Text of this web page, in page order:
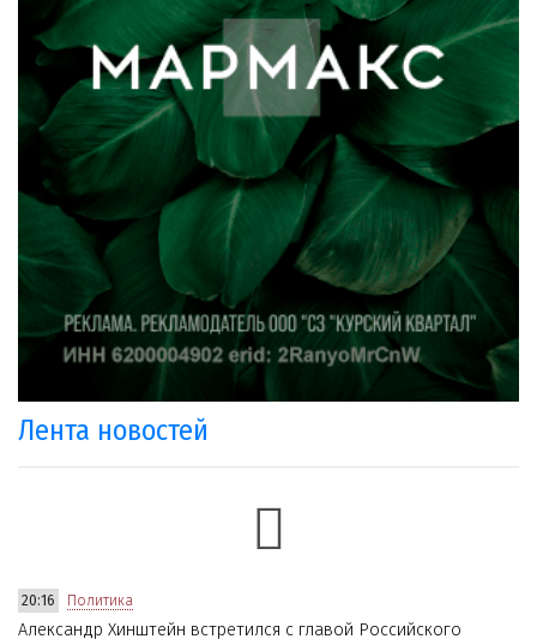
Лента новостей
20:16 Политика
Александр Хинштейн встретился с главой Российского